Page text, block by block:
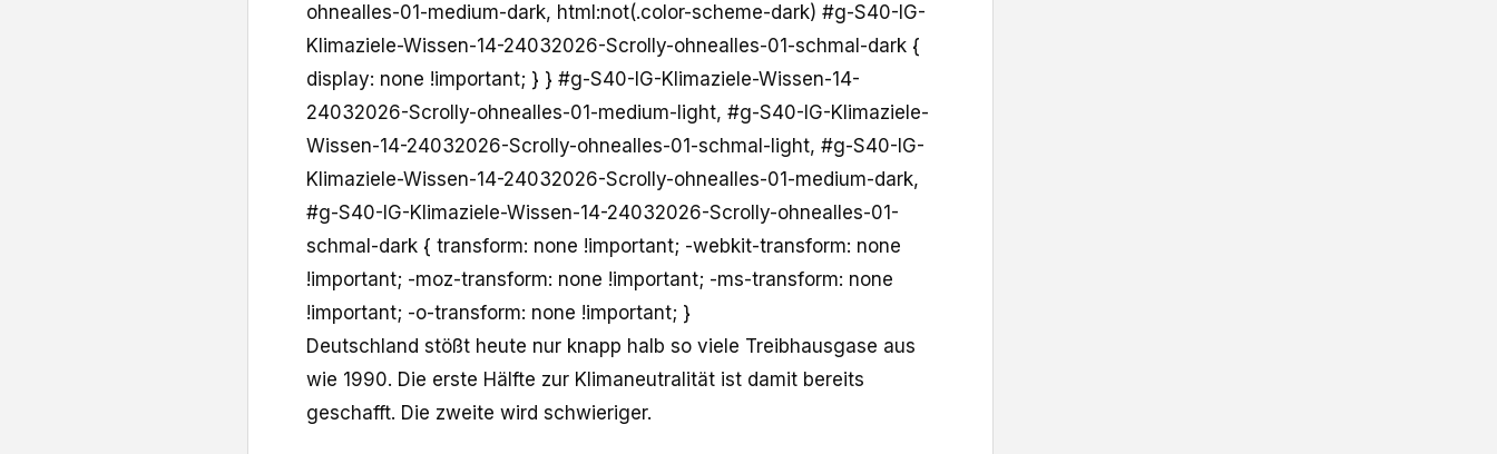
ohnealles-01-medium-dark, html:not(.color-scheme-dark) #g-S40-IG-
Klimaziele-Wissen-14-24032026-Scrolly-ohnealles-01-schmal-dark {
display: none !important; } } #g-S40-IG-Klimaziele-Wissen-14-
24032026-Scrolly-ohnealles-01-medium-light, #g-S40-IG-Klimaziele-
Wissen-14-24032026-Scrolly-ohnealles-01-schmal-light, #g-S40-IG-
Klimaziele-Wissen-14-24032026-Scrolly-ohnealles-01-medium-dark,
#g-S40-IG-Klimaziele-Wissen-14-24032026-Scrolly-ohnealles-01-
schmal-dark { transform: none !important; -webkit-transform: none
!important; -moz-transform: none !important; -ms-transform: none
!important; -o-transform: none !important; }
Deutschland stößt heute nur knapp halb so viele Treibhausgase aus
wie 1990. Die erste Hälfte zur Klimaneutralität ist damit bereits
geschafft. Die zweite wird schwieriger.